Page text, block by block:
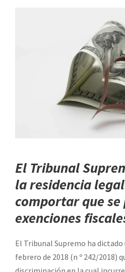
El Tribunal
la residencia
comportar que
exenciones
El Tribunal Supremo ha dictado
febrero de 2018 (n º 242/2018)